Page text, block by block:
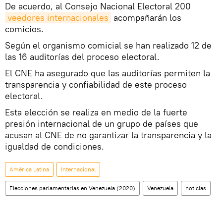
De acuerdo, al Consejo Nacional Electoral 200
veedores internacionales acompañarán los
comicios.
Según el organismo comicial se han realizado 12 de
las 16 auditorías del proceso electoral.
El CNE ha asegurado que las auditorías permiten la
transparencia y confiabilidad de este proceso
electoral.
Esta elección se realiza en medio de la fuerte
presión internacional de un grupo de países que
acusan al CNE de no garantizar la transparencia y la
igualdad de condiciones.
América Latina Internacional
Elecciones parlamentarias en Venezuela (2020) Venezuela noticias